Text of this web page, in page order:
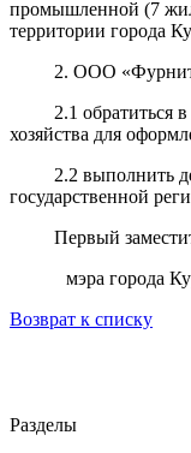
промышленной (7
территории города
2. ООО
2.1 обратиться
хозяйства для
2.2 выполнить
государственной
Первый
мэра города
Возврат к списку
Разделы